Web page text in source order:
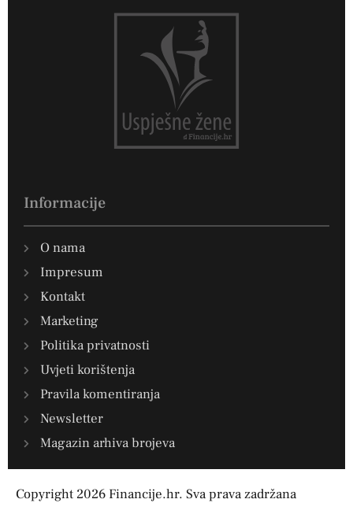
Informacije
O nama
Impresum
Kontakt
Marketing
Politika privatnosti
Uvjeti korištenja
Pravila komentiranja
Newsletter
Magazin arhiva brojeva
Copyright 2026 Financije.hr. Sva prava zadržana